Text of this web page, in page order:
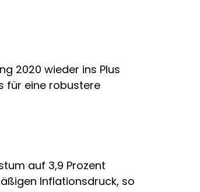
2020 wieder ins Plus
für eine robustere
auf 3,9 Prozent
Inflationsdruck, so